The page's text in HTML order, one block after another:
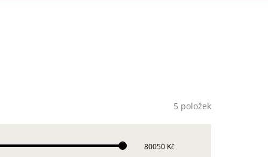
5 položek
80050 Kč